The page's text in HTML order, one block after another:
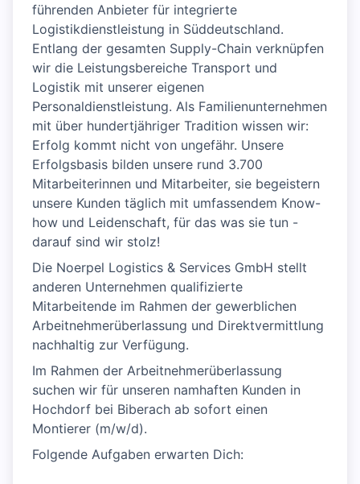
führenden Anbieter für integrierte
Logistikdienstleistung in Süddeutschland.
Entlang der gesamten Supply-Chain verknüpfen
wir die Leistungsbereiche Transport und
Logistik mit unserer eigenen
Personaldienstleistung. Als Familienunternehmen
mit über hundertjähriger Tradition wissen wir:
Erfolg kommt nicht von ungefähr. Unsere
Erfolgsbasis bilden unsere rund 3.700
Mitarbeiterinnen und Mitarbeiter, sie begeistern
unsere Kunden täglich mit umfassendem Know-
how und Leidenschaft, für das was sie tun -
darauf sind wir stolz!
Die Noerpel Logistics & Services GmbH stellt
anderen Unternehmen qualifizierte
Mitarbeitende im Rahmen der gewerblichen
Arbeitnehmerüberlassung und Direktvermittlung
nachhaltig zur Verfügung.
Im Rahmen der Arbeitnehmerüberlassung
suchen wir für unseren namhaften Kunden in
Hochdorf bei Biberach ab sofort einen
Montierer (m/w/d).
Folgende Aufgaben erwarten Dich: